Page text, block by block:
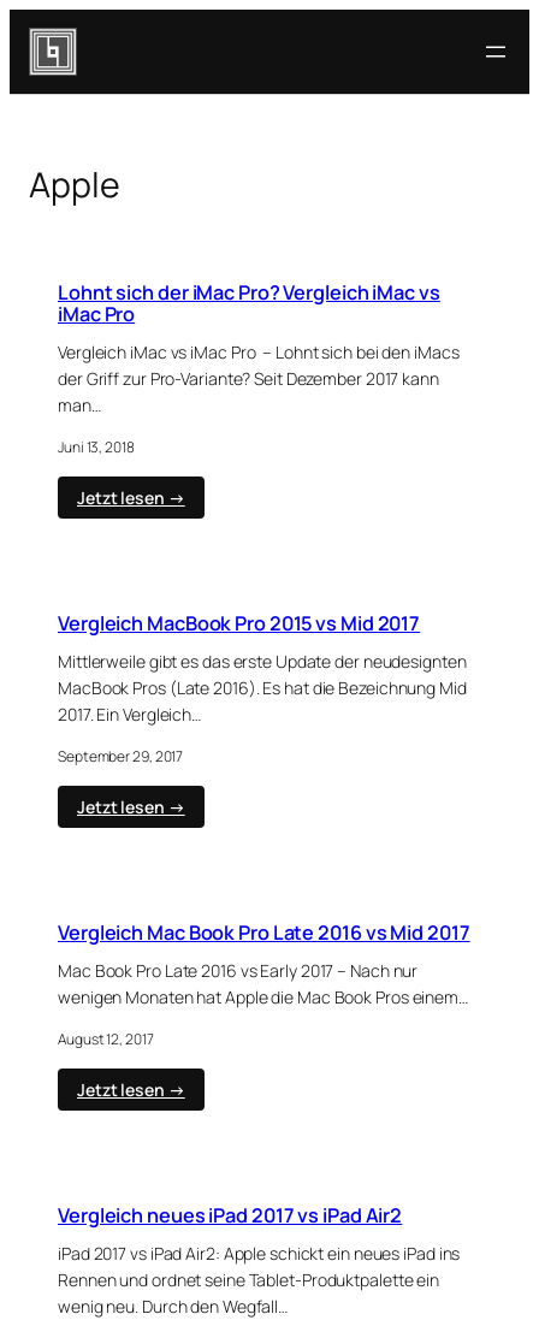
Zum
Inhalt
springen
Apple
Lohnt sich der iMac Pro? Vergleich iMac vs
iMac Pro
Vergleich iMac vs iMac Pro – Lohnt sich bei den iMacs
der Griff zur Pro-Variante? Seit Dezember 2017 kann
man…
Juni 13, 2018
Jetzt lesen →
Lohnt
Pro?
Vergleich
iMac
vs
iMac
Pro
Vergleich MacBook Pro 2015 vs Mid 2017
Mittlerweile gibt es das erste Update der neudesignten
MacBook Pros (Late 2016). Es hat die Bezeichnung Mid
2017. Ein Vergleich…
September 29, 2017
Jetzt lesen →
Vergleich
vs
Mid
2017
Vergleich Mac Book Pro Late 2016 vs Mid 2017
Mac Book Pro Late 2016 vs Early 2017 – Nach nur
wenigen Monaten hat Apple die Mac Book Pros einem…
August 12, 2017
Jetzt lesen →
Vergleich
Late
2016
vs
Mid
2017
Vergleich neues iPad 2017 vs iPad Air2
iPad 2017 vs iPad Air2: Apple schickt ein neues iPad ins
Rennen und ordnet seine Tablet-Produktpalette ein
wenig neu. Durch den Wegfall…